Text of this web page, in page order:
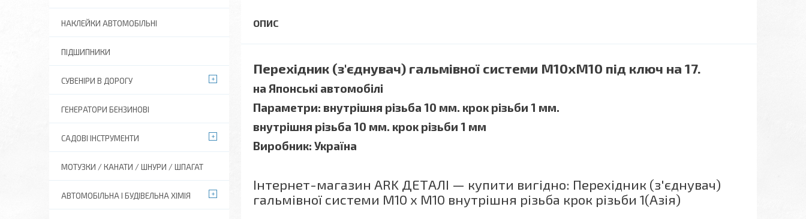
Перехідник (з'єднувач) гальмівної системи М10хМ10 під ключ на 17.
на Японські автомобілі
Параметри: внутрішня різьба 10 мм. крок різьби 1 мм.
внутрішня різьба 10 мм. крок різьби 1 мм
Виробник: Україна
Інтернет-магазин ARK ДЕТАЛІ — купити вигідно: Перехідник (з'єднувач)
гальмівної системи М10 х М10 внутрішня різьба крок різьби 1(Азія)
НАКЛЕЙКИ АВТОМОБІЛЬНІ
ПІДШИПНИКИ
СУВЕНІРИ В ДОРОГУ
ГЕНЕРАТОРИ БЕНЗИНОВІ
САДОВІ ІНСТРУМЕНТИ
МОТУЗКИ / КАНАТИ / ШНУРИ / ШПАГАТ
АВТОМОБІЛЬНА І БУДІВЕЛЬНА ХІМІЯ